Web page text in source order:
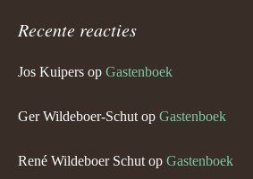
Recente reacties
Jos Kuipers op Gastenboek
Ger Wildeboer-Schut op Gastenboek
René Wildeboer Schut op Gastenboek